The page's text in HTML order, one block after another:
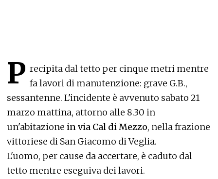
P recipita dal tetto per cinque metri mentre
fa lavori di manutenzione: grave G.B.,
sessantenne. L'incidente è avvenuto sabato 21
marzo mattina, attorno alle 8.30 in
un'abitazione in via Cal di Mezzo, nella frazione
vittoriese di San Giacomo di Veglia.
L'uomo, per cause da accertare, è caduto dal
tetto mentre eseguiva dei lavori.